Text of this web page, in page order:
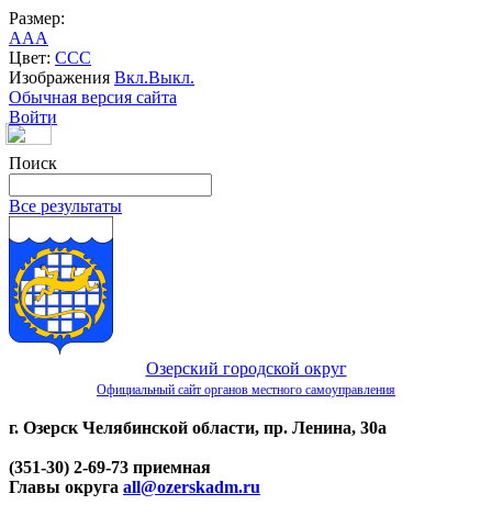
Размер:
AAA
Цвет: CCC
Изображения Вкл.Выкл.
Обычная версия сайта
Войти
Поиск
Все результаты
Озерский городской округ
Официальный сайт органов местного самоуправления
г. Озерск Челябинской области, пр. Ленина, 30а
(351-30) 2-69-73 приемная
Главы округа all@ozerskadm.ru